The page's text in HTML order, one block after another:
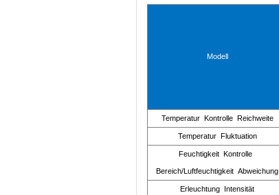
Modell
Temperatur Kontrolle Reichweite
Temperatur Fluktuation
Feuchtigkeit Kontrolle
Bereich/Luftfeuchtigkeit Abweichung
Erleuchtung Intensität